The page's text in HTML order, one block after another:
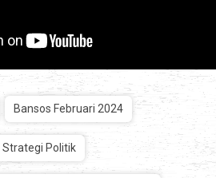
Bansos Februari 2024
Strategi Politik